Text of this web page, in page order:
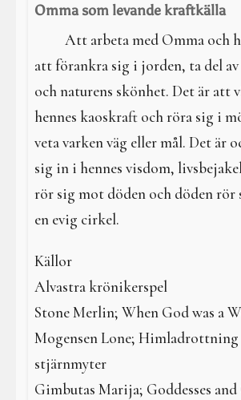
Omma som levande kraftkälla
Att arbeta med Omma och
att förankra sig i jorden, ta del av
och naturens skönhet. Det är att
hennes kaoskraft och röra sig i
veta varken väg eller mål. Det är
sig in i hennes visdom,
rör sig mot döden och döden
en evig cirkel.
Källor
Alvastra krönikerspel
Stone Merlin; When God was a
Mogensen Lone; Himladrottning
stjärnmyter
Gimbutas Marija; Goddesses